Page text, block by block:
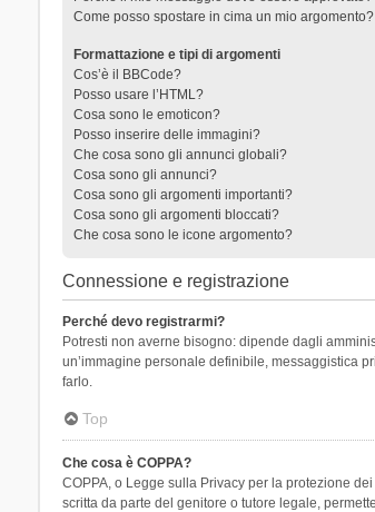
Come posso spostare in cima un mio argomento?
Formattazione e tipi di argomenti
Cos’è il BBCode?
Posso usare l’HTML?
Cosa sono le emoticon?
Posso inserire delle immagini?
Che cosa sono gli annunci globali?
Cosa sono gli annunci?
Cosa sono gli argomenti importanti?
Cosa sono gli argomenti bloccati?
Che cosa sono le icone argomento?
Connessione e registrazione
Perché devo registrarmi?
Potresti non averne bisogno: dipende dagli
un’immagine personale definibile, messaggistica
farlo.
Top
Che cosa è COPPA?
COPPA, o Legge sulla Privacy per la protezione
scritta da parte del genitore o tutore legale,